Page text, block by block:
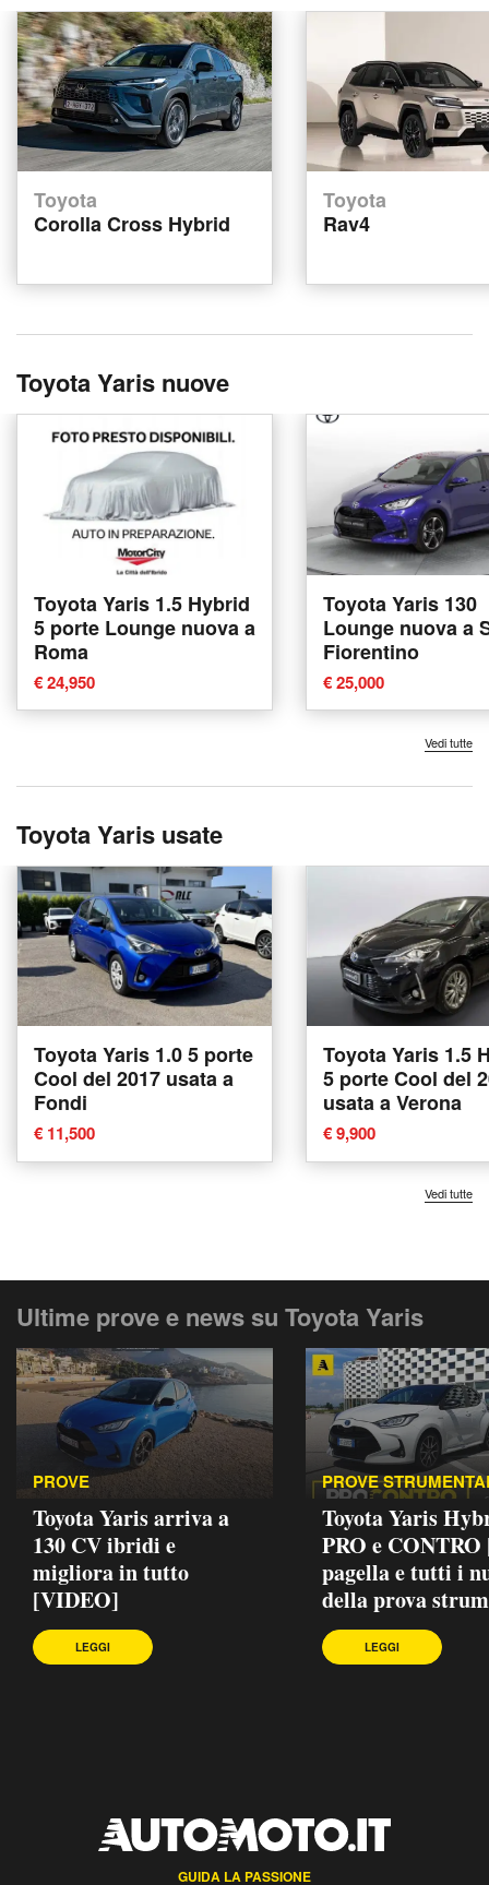
Toyota
Corolla Cross Hybrid
Toyota
Rav4
Toyota Yaris nuove
Toyota Yaris 1.5 Hybrid
5 porte Lounge nuova a
Roma
€ 24,950
Toyota Yaris 130
Lounge nuova a
Fiorentino
€ 25,000
Vedi tutte
Toyota Yaris usate
Toyota Yaris 1.0 5 porte
Cool del 2017 usata a
Fondi
€ 11,500
Toyota Yaris 1.5
5 porte Cool del
usata a Verona
€ 9,900
Vedi tutte
Ultime prove e news su Toyota Yaris
PROVE
Toyota Yaris arriva a
130 CV ibridi e
migliora in tutto
[VIDEO]
LEGGI
PROVE
Toyota Yaris
PRO e CONTRO
pagella e tutti i
della prova
LEGGI
GUIDA LA PASSIONE